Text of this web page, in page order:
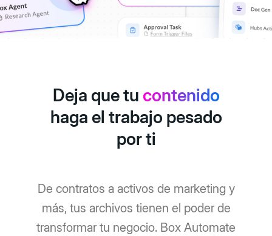
Deja que tu contenido
haga el trabajo pesado
por ti
De contratos a activos de marketing y
más, tus archivos tienen el poder de
transformar tu negocio. Box Automate